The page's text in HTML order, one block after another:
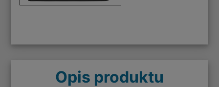
Opis produktu